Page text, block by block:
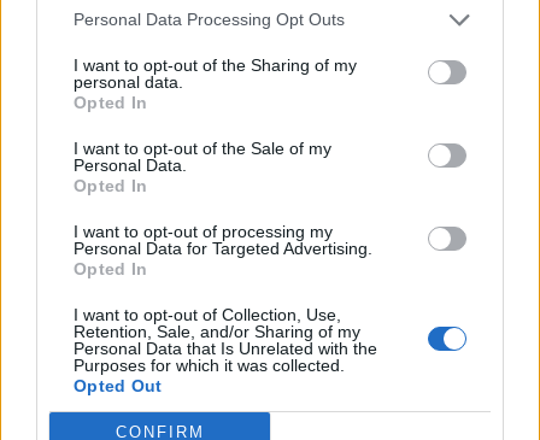
Personal Data Processing Opt Outs
I want to opt-out of the Sharing of my
personal data.
Opted In
I want to opt-out of the Sale of my
Personal Data.
Opted In
I want to opt-out of processing my
Personal Data for Targeted Advertising.
Opted In
I want to opt-out of Collection, Use,
Retention, Sale, and/or Sharing of my
Personal Data that Is Unrelated with the
Purposes for which it was collected.
Opted Out
CONFIRM
Das die Bosse der skalierenden Dungeons schwieriger wurden war nicht
beabsichtigt und wir werden dies mit der nächsten Version, spätestens mit
Wie dir einige Spieler bereits erläuterten sind die Bosse in den
Zwischenwelten gleichzusetzen.
Viele Grüße,
katbac
20 August 2019
Winston111